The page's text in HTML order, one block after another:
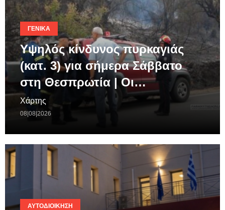
ΓΕΝΙΚΆ
Υψηλός κίνδυνος πυρκαγιάς
(κατ. 3) για σήμερα Σάββατο
στη Θεσπρωτία | Οι…
Χάρτης
08|08|2026
ΑΥΤΟΔΙΟΊΚΗΣΗ